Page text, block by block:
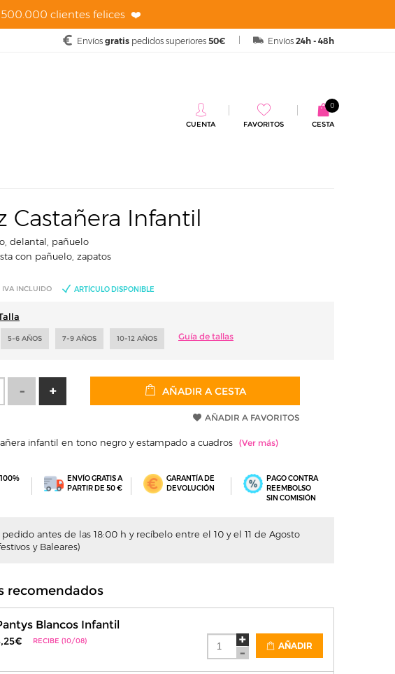
500.000 clientes felices ❤️
Envíos 24h - 48h
Envíos gratis pedidos superiores 50€
CESTA
0
CUENTA FAVORITOS
Castañera Infantil
delantal, pañuelo
con pañuelo, zapatos
IVA INCLUIDO ARTÍCULO DISPONIBLE
5-6 AÑOS 7-9 AÑOS 10-12 AÑOS Guía de tallas
AÑADIR A CESTA
AÑADIR A FAVORITOS
infantil en tono negro y estampado a cuadros
ENVÍO GRATIS A
PARTIR DE 50 €
GARANTÍA DE
DEVOLUCIÓN
PAGO CONTRA
REEMBOLSO
SIN COMISIÓN
pedido antes de las 18:00 h y recíbelo entre el 10 y el 11 de Agosto
y Baleares)
recomendados
Blancos Infantil
RECIBE (10/08) AÑADIR